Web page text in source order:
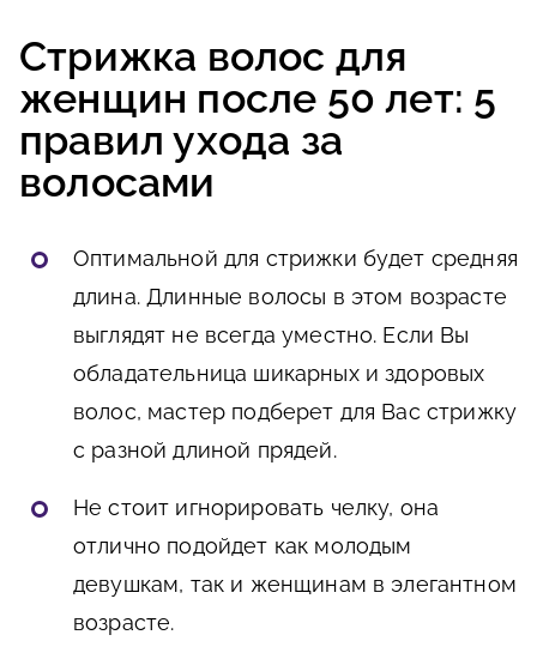
Стрижка волос для
женщин после 50 лет: 5
правил ухода за
волосами
Оптимальной для стрижки будет средняя
длина. Длинные волосы в этом возрасте
выглядят не всегда уместно. Если Вы
обладательница шикарных и здоровых
волос, мастер подберет для Вас стрижку
с разной длиной прядей.
Не стоит игнорировать челку, она
отлично подойдет как молодым
девушкам, так и женщинам в элегантном
возрасте.